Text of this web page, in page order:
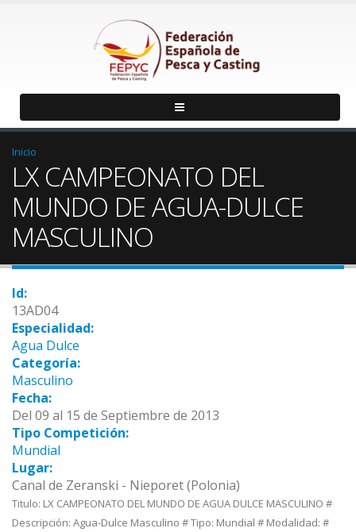
Inicio
LX CAMPEONATO DEL
MUNDO DE AGUA-DULCE
MASCULINO
Id:
13AD04
Especialidad:
Agua Dulce
Categoría:
Masculino
Fecha:
Del 09 al 15 de Septiembre de 2013
Tipo Competición:
Mundial
Lugar:
Canal de Zeranski - Nieporet (Polonia)
Titulo: LX CAMPEONATO DEL MUNDO DE AGUA DULCE MASCULINO #
Descripción: Agua-Dulce Masculino # Tipo: Mundial # Modalidad: #